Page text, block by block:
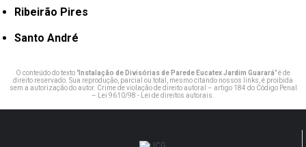
Ribeirão Pires
Santo André
O conteúdo do texto " Instalação de Divisórias de Parede Eucatex Jardim Guarará" é de
direito reservado. Sua reprodução, parcial ou total, mesmo citando nossos links, é proibida
sem a autorização do autor. Crime de violação de direito autoral – artigo 184 do Código Penal
–
Lei 9610/98 - Lei de direitos autorais